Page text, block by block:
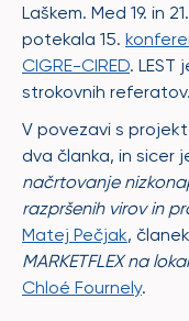
Laškem. Med 19. in
potekala 15.
CIGRE-CIRED. LEST
strokovnih referatov.
V povezavi s
dva članka, in sicer
načrtovanje
razpršenih virov in
Matej Pečjak,
MARKETFLEX na
Chloé Fournely.